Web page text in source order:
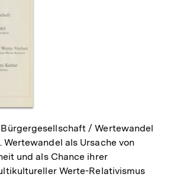
/ Wertewandel
als Ursache von
und als Chance ihrer
Werte-Relativismus